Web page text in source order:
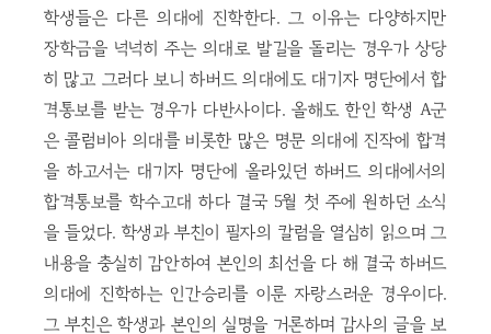
학생들은 다른 의대에 진학한다. 그 이유는 다양하지만
장학금을 넉넉히 주는 의대로 발길을 돌리는 경우가 상당
히 많고 그러다 보니 하버드 의대에도 대기자 명단에서 합
격통보를 받는 경우가 다반사이다. 올해도 한인 학생 A군
은 콜럼비아 의대를 비롯한 많은 명문 의대에 진작에 합격
을 하고서는 대기자 명단에 올라있던 하버드 의대에서의
합격통보를 학수고대 하다 결국 5월 첫 주에 원하던 소식
을 들었다. 학생과 부친이 필자의 칼럼을 열심히 읽으며 그
내용을 충실히 감안하여 본인의 최선을 다 해 결국 하버드
의대에 진학하는 인간승리를 이룬 자랑스러운 경우이다.
그 부친은 학생과 본인의 실명을 거론하며 감사의 글을 보